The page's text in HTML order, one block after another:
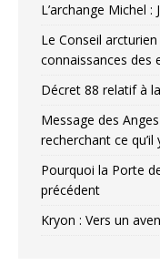
L’archange Michel
Le Conseil
connaissances des
Décret 88 relatif à
Message des
recherchant ce
Pourquoi la Porte
précédent
Kryon : Vers un